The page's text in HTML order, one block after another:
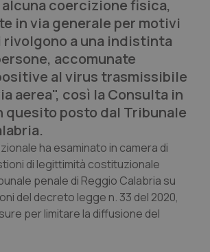
& coronaropatie
coercizione fisica,
in via generale per motivi
rivolgono a una indistinta
accomunate
al virus trasmissibile
aerea", così la Consulta in
quesito posto dal Tribunale
ha esaminato in camera di
di legittimità costituzionale
penale di Reggio Calabria su
del decreto legge n. 33 del 2020,
per limitare la diffusione del